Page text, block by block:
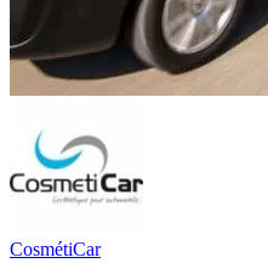
CosmétiCar